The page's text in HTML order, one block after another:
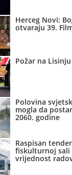
Herceg Novi:
otvaraju 39.
Požar na
Polovina
mogla da
2060. godine
Raspisan
fiskulturnoj sali
vrijednost